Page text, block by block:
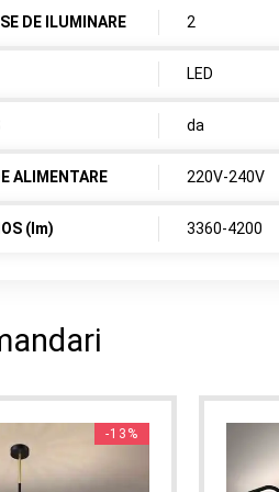
DE ILUMINARE 2
LED
da
ALIMENTARE 220V-240V
(lm) 3360-4200
-13%